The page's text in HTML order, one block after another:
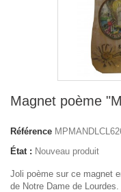
Magnet poème
Référence
État : Nouveau produit
Joli poème sur ce magnet
de Notre Dame de